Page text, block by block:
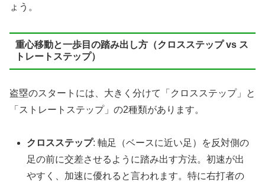
ょう。
重心移動と一歩目の踏み出し方（クロスステップ vs ス
トレートステップ）
盗塁のスタートには、大きく分けて「クロスステップ」と
「ストレートステップ」の2種類があります。
クロスステップ: 軸足（ベースに近い足）を反対側の
足の前に交差させるように踏み出す方法。初速が出
やすく、加速に優れると言われます。特に右打者の